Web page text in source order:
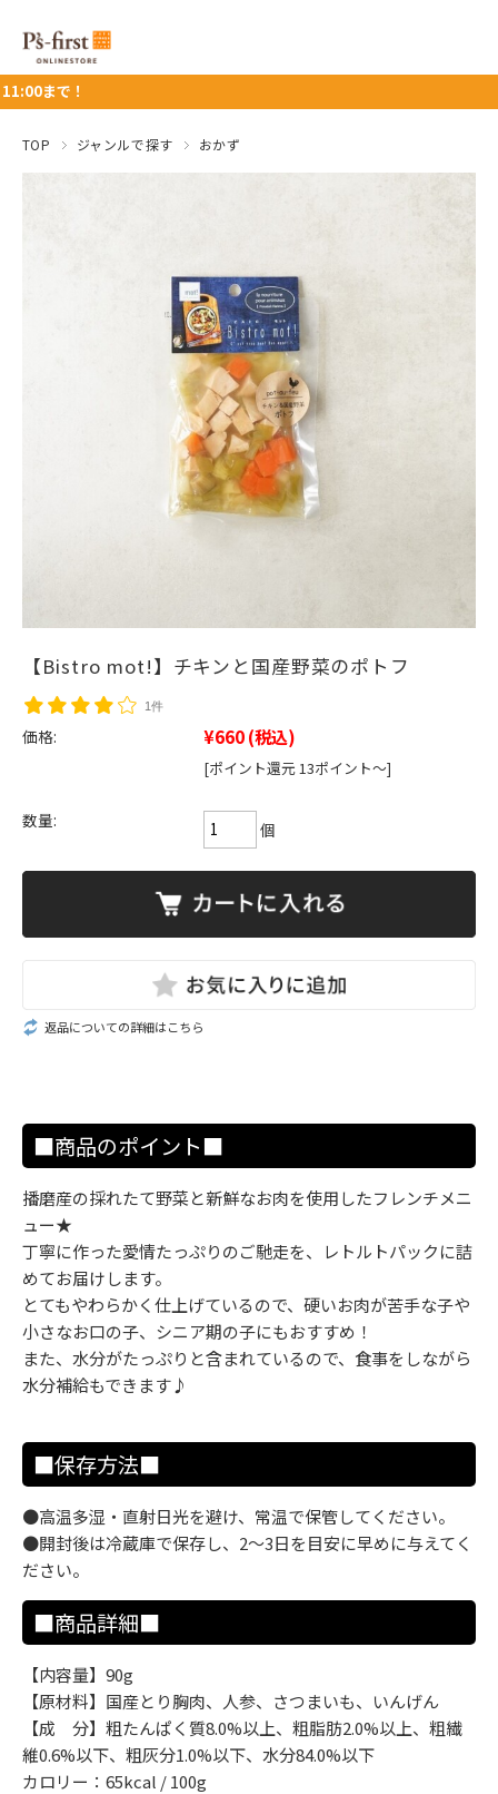
TOP ジャンルで探す おかず
【Bistro mot!】チキンと国産野菜のポトフ
1件
価格: ¥660(税込)
[ポイント還元 13ポイント～]
数量: 個
返品についての詳細はこちら
■商品のポイント■
播磨産の採れたて野菜と新鮮なお肉を使用したフレンチメニ
ュー★
丁寧に作った愛情たっぷりのご馳走を、レトルトパックに詰
めてお届けします。
とてもやわらかく仕上げているので、硬いお肉が苦手な子や
小さなお口の子、シニア期の子にもおすすめ！
また、水分がたっぷりと含まれているので、食事をしながら
水分補給もできます♪
■保存方法■
●高温多湿・直射日光を避け、常温で保管してください。
●開封後は冷蔵庫で保存し、2～3日を目安に早めに与えてく
ださい。
■商品詳細■
【内容量】90g
【原材料】国産とり胸肉、人参、さつまいも、いんげん
【成 分】粗たんぱく質8.0%以上、粗脂肪2.0%以上、粗繊
維0.6%以下、粗灰分1.0%以下、水分84.0%以下
カロリー：65kcal / 100g